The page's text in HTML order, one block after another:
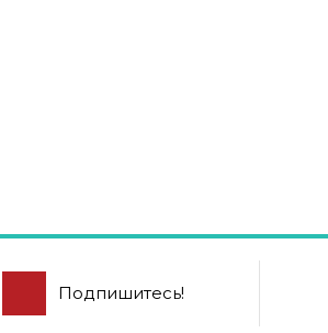
Подпишитесь!